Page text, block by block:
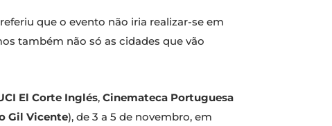
que o evento não iria realizar-se em
também não só as cidades que vão
El Corte Inglés, Cinemateca Portuguesa
Gil Vicente), de 3 a 5 de novembro, em